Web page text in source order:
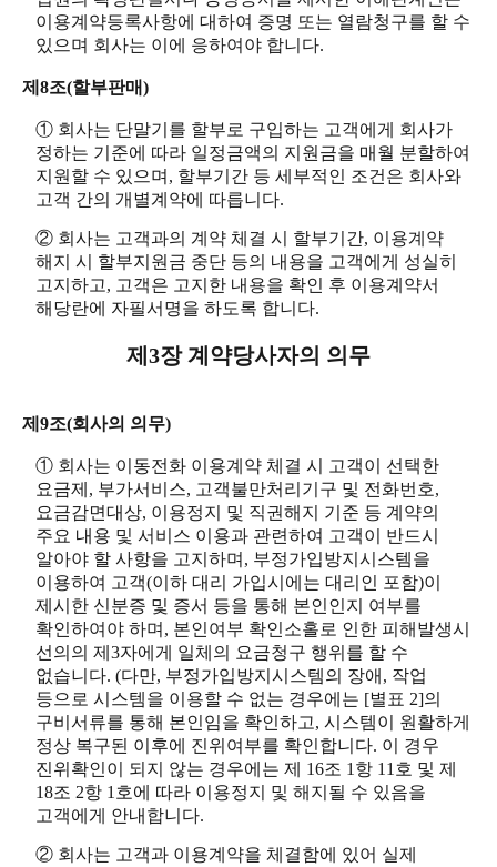
이용계약등록사항에 대하여 증명 또는 열람청구를 할 수
있으며 회사는 이에 응하여야 합니다.
제8조(할부판매)
① 회사는 단말기를 할부로 구입하는 고객에게 회사가
정하는 기준에 따라 일정금액의 지원금을 매월 분할하여
지원할 수 있으며, 할부기간 등 세부적인 조건은 회사와
고객 간의 개별계약에 따릅니다.
② 회사는 고객과의 계약 체결 시 할부기간, 이용계약
해지 시 할부지원금 중단 등의 내용을 고객에게 성실히
고지하고, 고객은 고지한 내용을 확인 후 이용계약서
해당란에 자필서명을 하도록 합니다.
제3장 계약당사자의 의무
제9조(회사의 의무)
① 회사는 이동전화 이용계약 체결 시 고객이 선택한
요금제, 부가서비스, 고객불만처리기구 및 전화번호,
요금감면대상, 이용정지 및 직권해지 기준 등 계약의
주요 내용 및 서비스 이용과 관련하여 고객이 반드시
알아야 할 사항을 고지하며, 부정가입방지시스템을
이용하여 고객(이하 대리 가입시에는 대리인 포함)이
제시한 신분증 및 증서 등을 통해 본인인지 여부를
확인하여야 하며, 본인여부 확인소홀로 인한 피해발생시
선의의 제3자에게 일체의 요금청구 행위를 할 수
없습니다. (다만, 부정가입방지시스템의 장애, 작업
등으로 시스템을 이용할 수 없는 경우에는 [별표 2]의
구비서류를 통해 본인임을 확인하고, 시스템이 원활하게
정상 복구된 이후에 진위여부를 확인합니다. 이 경우
진위확인이 되지 않는 경우에는 제 16조 1항 11호 및 제
18조 2항 1호에 따라 이용정지 및 해지될 수 있음을
고객에게 안내합니다.
② 회사는 고객과 이용계약을 체결함에 있어 실제